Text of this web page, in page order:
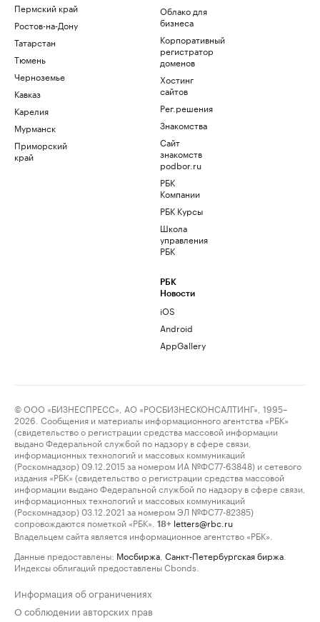
Пермский край
Ростов-на-Дону
Татарстан
Тюмень
Черноземье
Кавказ
Карелия
Мурманск
Приморский
край
Облако для
бизнеса
Корпоративный
регистратор
доменов
Хостинг
сайтов
Рег.решения
Знакомства
Сайт
знакомств
podbor.ru
РБК
Компании
РБК Курсы
Школа
управления
РБК
РБК
Новости
iOS
Android
AppGallery
© ООО «БИЗНЕСПРЕСС», АО «РОСБИЗНЕСКОНСАЛТИНГ», 1995–
2026. Сообщения и материалы информационного агентства «РБК»
(свидетельство о регистрации средства массовой информации
выдано Федеральной службой по надзору в сфере связи,
информационных технологий и массовых коммуникаций
(Роскомнадзор) 09.12.2015 за номером ИА №ФС77-63848) и сетевого
издания «РБК» (свидетельство о регистрации средства массовой
информации выдано Федеральной службой по надзору в сфере связи,
информационных технологий и массовых коммуникаций
(Роскомнадзор) 03.12.2021 за номером ЭЛ №ФС77-82385)
сопровождаются пометкой «РБК».
18+ letters@rbc.ru
Владельцем сайта является информационное агентство «РБК».
Данные предоставлены: Мосбиржа Санкт-Петербургская биржа
Индексы облигаций предоставлены Cbonds.
Информация об ограничениях
О соблюдении авторских прав